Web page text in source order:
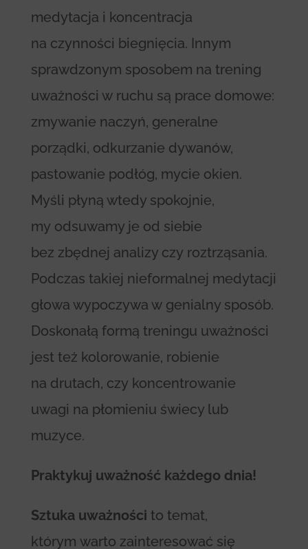
medytacja i koncentracja
na czynności biegnięcia. Innym
sprawdzonym sposobem na trening
uważności w ruchu są prace domowe:
zmywanie naczyń, generalne
porządki, odkurzanie dywanów,
pastowanie podłóg, mycie okien.
Myśli płyną wtedy spokojnie,
my odsuwamy je od siebie
bez zbędnej analizy czy roztrząsania.
Podczas takiej nieformalnej medytacji
głowa wypoczywa w genialny sposób.
Doskonałą formą treningu uważności
jest też kolorowanie, robienie
na drutach, czy koncentrowanie
uwagi na płomieniu świecy lub
muzyce.
Praktykuj uważność każdego dnia!
Sztuka uważności to temat,
którym warto zainteresować się